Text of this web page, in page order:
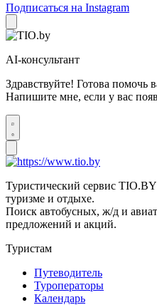
Подписаться на Instagram
AI-консультант
Здравствуйте! Готова помочь
Напишите мне, если у вас
Туристический сервис
туризме и отдыхе.
Поиск автобусных, ж/д и
предложений и акций.
Туристам
Путеводитель
Туроператоры
Календарь